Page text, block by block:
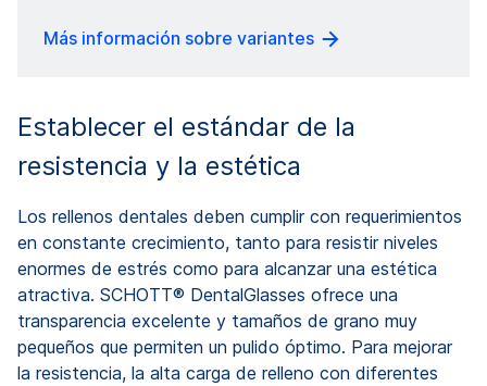
Más información sobre variantes
Establecer el estándar de la
resistencia y la estética
Los rellenos dentales deben cumplir con requerimientos
en constante crecimiento, tanto para resistir niveles
enormes de estrés como para alcanzar una estética
atractiva. SCHOTT® DentalGlasses ofrece una
transparencia excelente y tamaños de grano muy
pequeños que permiten un pulido óptimo. Para mejorar
la resistencia, la alta carga de relleno con diferentes